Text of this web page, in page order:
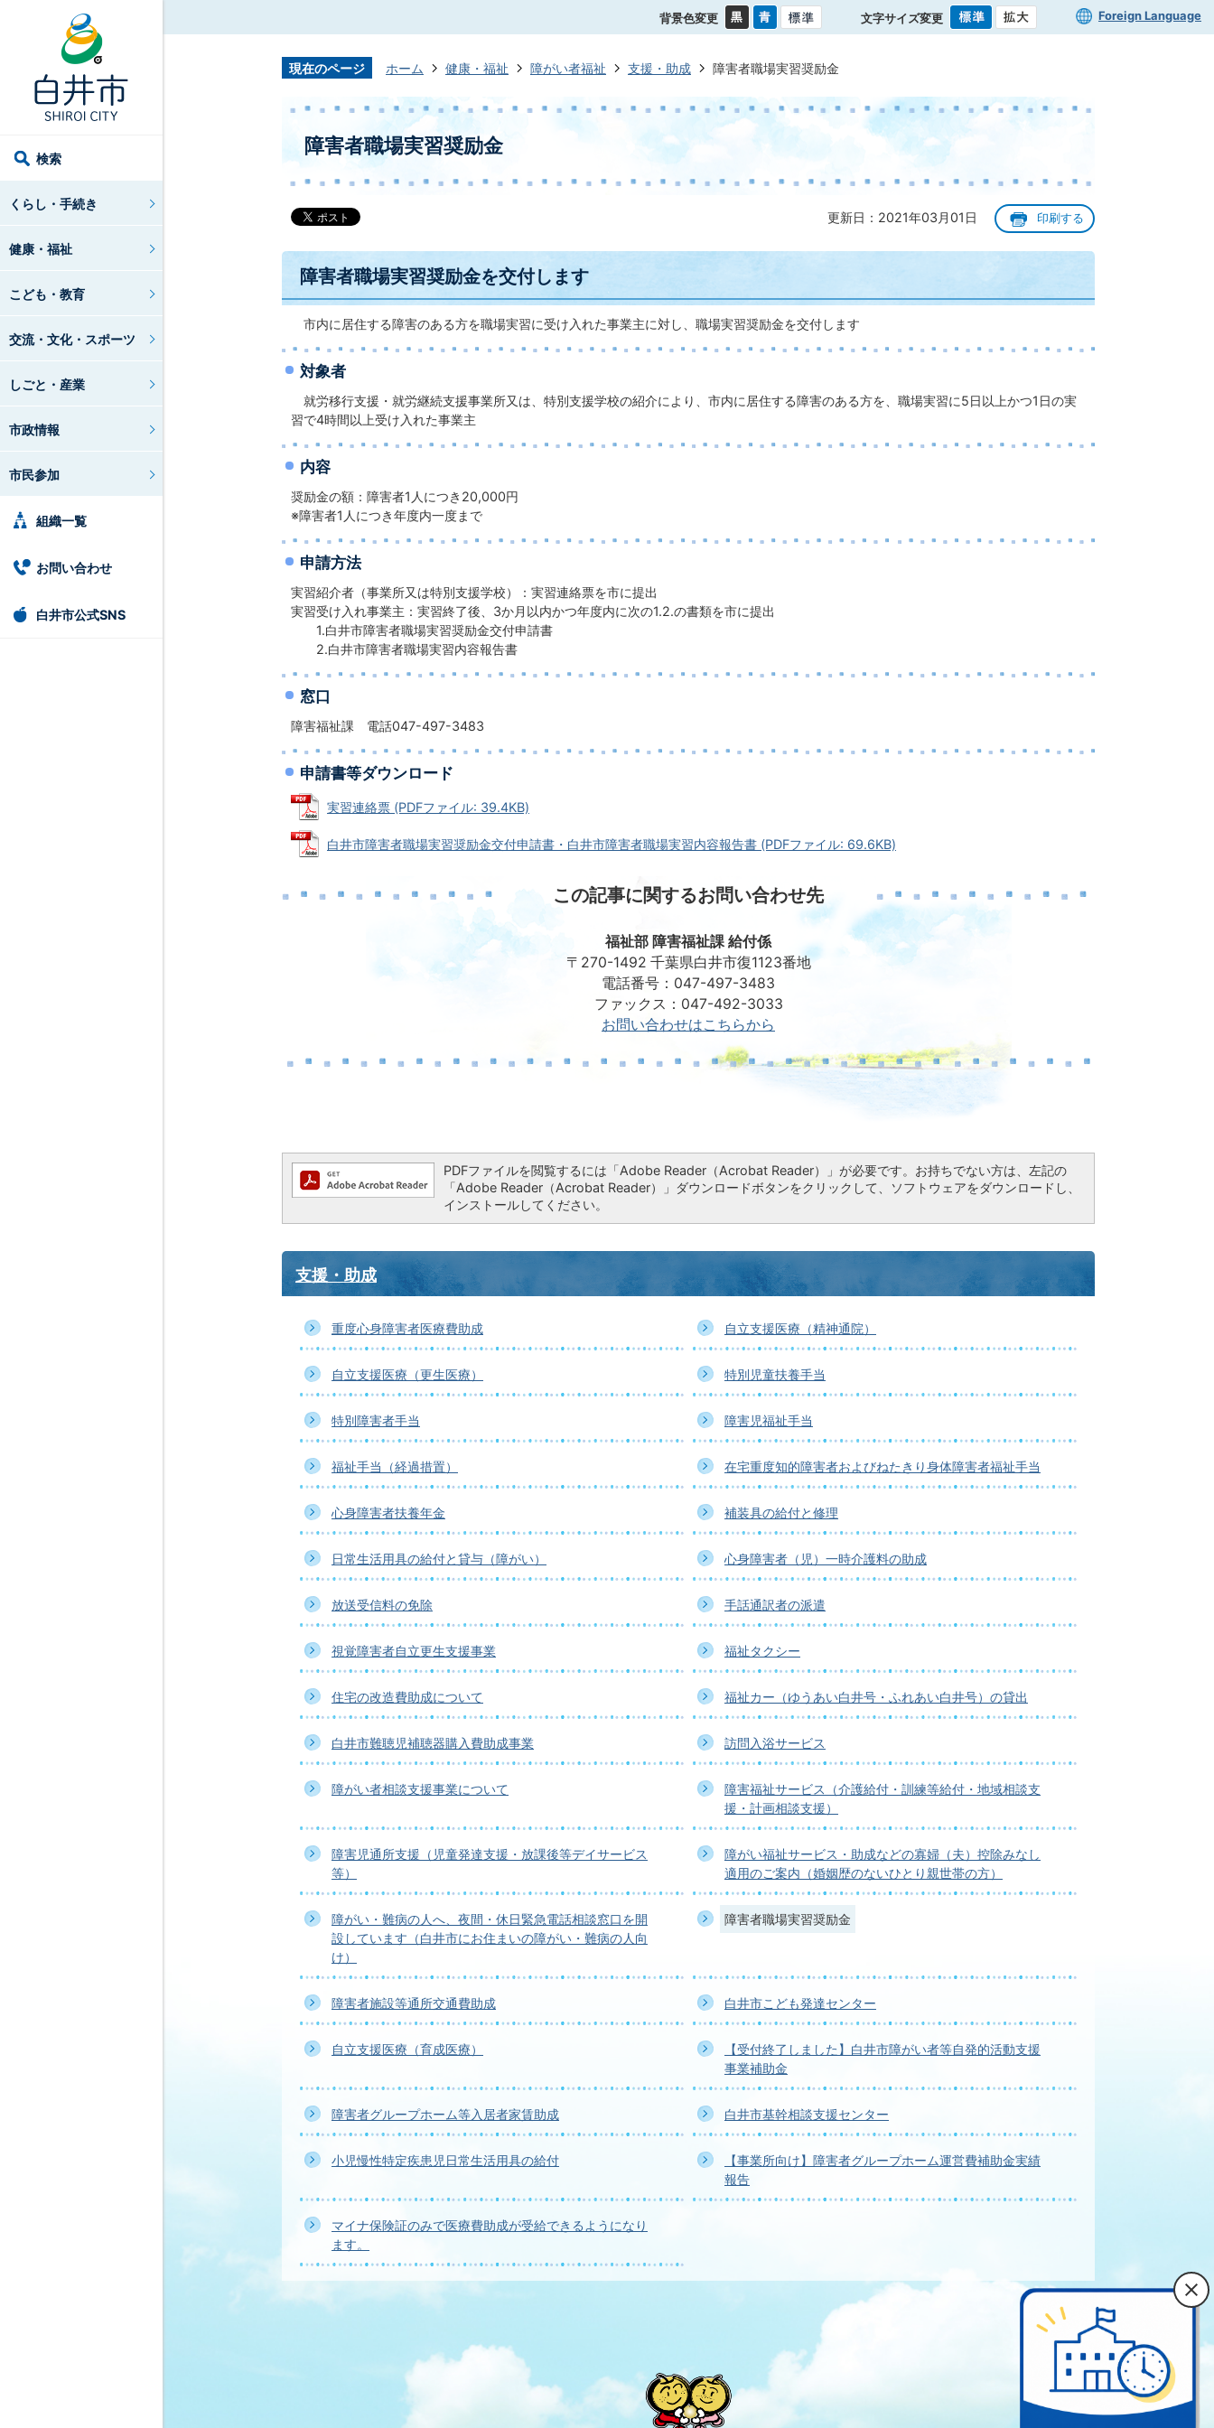
検索
くらし・手続き
健康・福祉
こども・教育
交流・文化・スポーツ
しごと・産業
市政情報
市民参加
組織一覧
お問い合わせ
白井市公式SNS
背景色変更 文字サイズ変更 Foreign Language
現在のページ ホーム 健康・福祉 障がい者福祉 支援・助成 障害者職場実習奨励金
障害者職場実習奨励金
更新日：2021年03月01日 印刷する
障害者職場実習奨励金を交付します
市内に居住する障害のある方を職場実習に受け入れた事業主に対し、職場実習奨励金を交付します
対象者
就労移行支援・就労継続支援事業所又は、特別支援学校の紹介により、市内に居住する障害のある方を、職場実習に5日以上かつ1日の実
習で4時間以上受け入れた事業主
内容
奨励金の額：障害者1人につき20,000円
※障害者1人につき年度内一度まで
申請方法
実習紹介者（事業所又は特別支援学校）：実習連絡票を市に提出
実習受け入れ事業主：実習終了後、3か月以内かつ年度内に次の1.2.の書類を市に提出
1.白井市障害者職場実習奨励金交付申請書
2.白井市障害者職場実習内容報告書
窓口
障害福祉課 電話047-497-3483
申請書等ダウンロード
実習連絡票 (PDFファイル: 39.4KB)
白井市障害者職場実習奨励金交付申請書・白井市障害者職場実習内容報告書 (PDFファイル: 69.6KB)
この記事に関するお問い合わせ先
福祉部 障害福祉課 給付係
〒270-1492 千葉県白井市復1123番地
電話番号：047-497-3483
ファックス：047-492-3033
お問い合わせはこちらから
PDFファイルを閲覧するには「Adobe Reader（Acrobat Reader）」が必要です。お持ちでない方は、左記の
「Adobe Reader（Acrobat Reader）」ダウンロードボタンをクリックして、ソフトウェアをダウンロードし、
インストールしてください。
支援・助成
重度心身障害者医療費助成 自立支援医療（精神通院）
自立支援医療（更生医療） 特別児童扶養手当
特別障害者手当 障害児福祉手当
福祉手当（経過措置） 在宅重度知的障害者およびねたきり身体障害者福祉手当
心身障害者扶養年金 補装具の給付と修理
日常生活用具の給付と貸与（障がい） 心身障害者（児）一時介護料の助成
放送受信料の免除 手話通訳者の派遣
視覚障害者自立更生支援事業 福祉タクシー
住宅の改造費助成について 福祉カー（ゆうあい白井号・ふれあい白井号）の貸出
白井市難聴児補聴器購入費助成事業 訪問入浴サービス
障がい者相談支援事業について
障害福祉サービス（介護給付・訓練等給付・地域相談支
援・計画相談支援）
障害児通所支援（児童発達支援・放課後等デイサービス
等）
障がい福祉サービス・助成などの寡婦（夫）控除みなし
適用のご案内（婚姻歴のないひとり親世帯の方）
障がい・難病の人へ、夜間・休日緊急電話相談窓口を開
設しています（白井市にお住まいの障がい・難病の人向
け）
障害者職場実習奨励金
障害者施設等通所交通費助成 白井市こども発達センター
自立支援医療（育成医療）
【受付終了しました】白井市障がい者等自発的活動支援
事業補助金
障害者グループホーム等入居者家賃助成 白井市基幹相談支援センター
小児慢性特定疾患児日常生活用具の給付
【事業所向け】障害者グループホーム運営費補助金実績
報告
マイナ保険証のみで医療費助成が受給できるようになり
ます。